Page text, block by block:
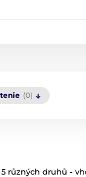
(0)
různých druhů -